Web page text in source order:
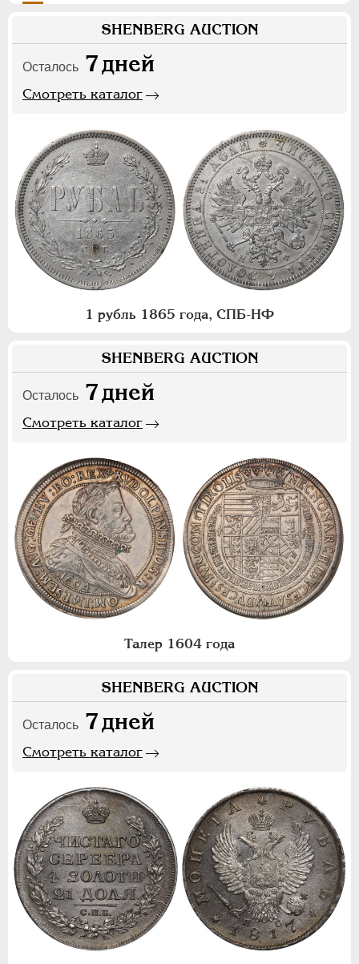
SHENBERG AUCTION
Осталось 7дней
Смотреть каталог
1 рубль 1865 года, СПБ-НФ
SHENBERG AUCTION
Осталось 7дней
Смотреть каталог
Талер 1604 года
SHENBERG AUCTION
Осталось 7дней
Смотреть каталог